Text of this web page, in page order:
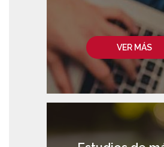
VER MÁS